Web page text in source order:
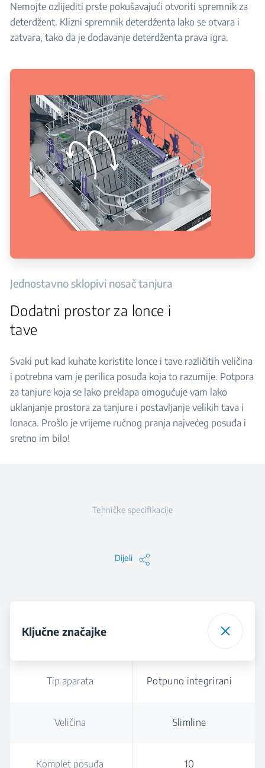
Nemojte ozlijediti prste pokušavajući otvoriti spremnik za
deterdžent. Klizni spremnik deterdženta lako se otvara i
zatvara, tako da je dodavanje deterdženta prava igra.
Jednostavno sklopivi nosač tanjura
Dodatni prostor za lonce i
tave
Svaki put kad kuhate koristite lonce i tave različitih veličina
i potrebna vam je perilica posuđa koja to razumije. Potpora
za tanjure koja se lako preklapa omogućuje vam lako
uklanjanje prostora za tanjure i postavljanje velikih tava i
lonaca. Prošlo je vrijeme ručnog pranja najvećeg posuđa i
sretno im bilo!
Tehničke specifikacije
Dijeli
Ključne značajke
Tip aparata Potpuno integrirani
Veličina Slimline
Komplet posuđa 10